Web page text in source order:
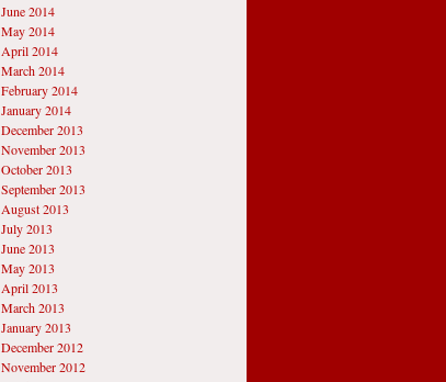
June 2014
May 2014
April 2014
March 2014
February 2014
January 2014
December 2013
November 2013
October 2013
September 2013
August 2013
July 2013
June 2013
May 2013
April 2013
March 2013
January 2013
December 2012
November 2012